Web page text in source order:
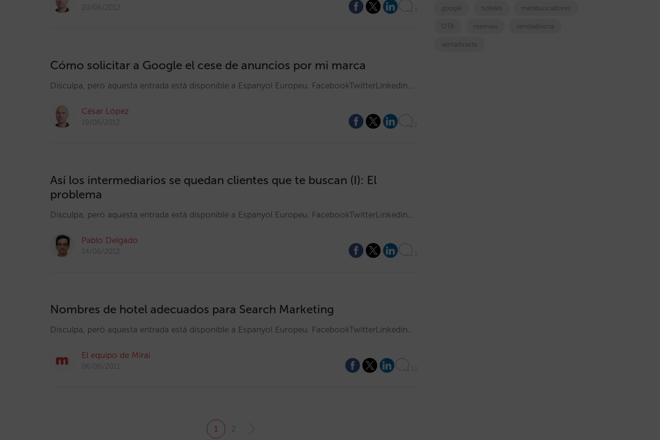
20/06/2012
Cómo solicitar a Google el cese de anuncios por mi marca
Disculpa, però aquesta entrada està disponible a Espanyol Europeu. FacebookTwitterLinkedin…
César López
19/06/2012
Así los intermediarios se quedan clientes que te buscan (I): El
problema
Disculpa, però aquesta entrada està disponible a Espanyol Europeu. FacebookTwitterLinkedin…
Pablo Delgado
14/06/2012
Nombres de hotel adecuados para Search Marketing
Disculpa, però aquesta entrada està disponible a Espanyol Europeu. FacebookTwitterLinkedin…
El equipo de Mirai
06/06/2011
1 2
google hoteles metabuscadores
OTA reservas vendadirecta
ventadirecta